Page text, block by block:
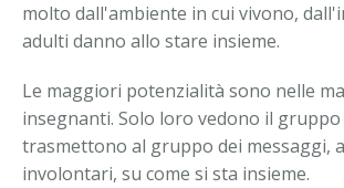
molto dall'ambiente in cui vivono,
adulti danno allo stare insieme.
Le maggiori potenzialità sono nelle
insegnanti. Solo loro vedono il
trasmettono al gruppo dei messaggi,
involontari, su come si sta insieme.